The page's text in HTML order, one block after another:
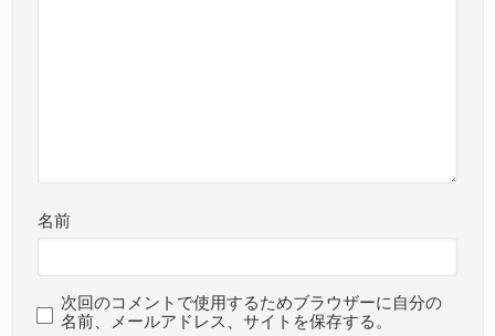
名前
次回のコメントで使用するためブラウザーに自分の
名前、メールアドレス、サイトを保存する。